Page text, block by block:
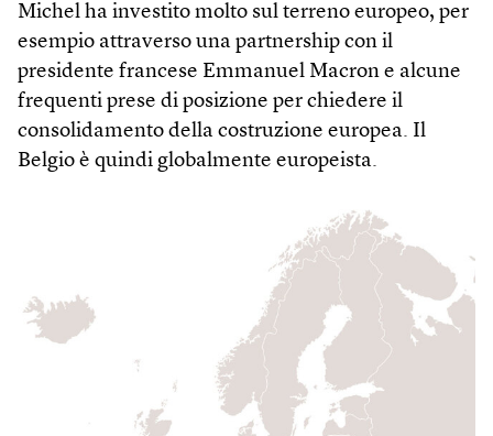
Michel ha investito molto sul terreno europeo, per
esempio attraverso una partnership con il
presidente francese Emmanuel Macron e alcune
frequenti prese di posizione per chiedere il
consolidamento della costruzione europea. Il
Belgio è quindi globalmente europeista.